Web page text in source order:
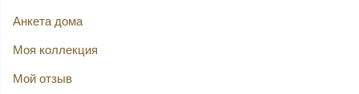
Анкета дома
Моя коллекция
Мой отзыв